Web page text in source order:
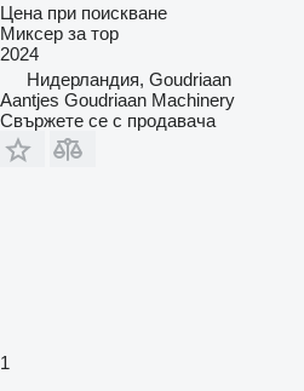
Цена при поискване
Миксер за тор
2024
Нидерландия, Goudriaan
Aantjes Goudriaan Machinery
Свържете се с продавача
1